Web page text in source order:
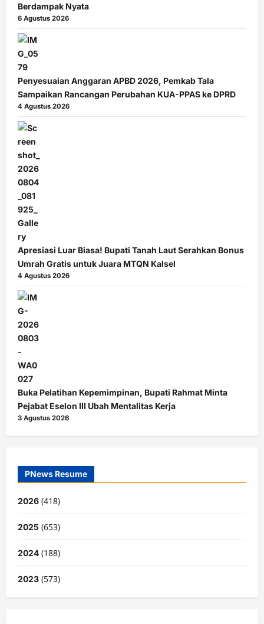
Berdampak Nyata
6 Agustus 2026
Penyesuaian Anggaran APBD 2026, Pemkab Tala
Sampaikan Rancangan Perubahan KUA-PPAS ke DPRD
4 Agustus 2026
Apresiasi Luar Biasa! Bupati Tanah Laut Serahkan Bonus
Umrah Gratis untuk Juara MTQN Kalsel
4 Agustus 2026
Buka Pelatihan Kepemimpinan, Bupati Rahmat Minta
Pejabat Eselon III Ubah Mentalitas Kerja
3 Agustus 2026
PNews Resume
2026 (418)
2025 (653)
2024 (188)
2023 (573)